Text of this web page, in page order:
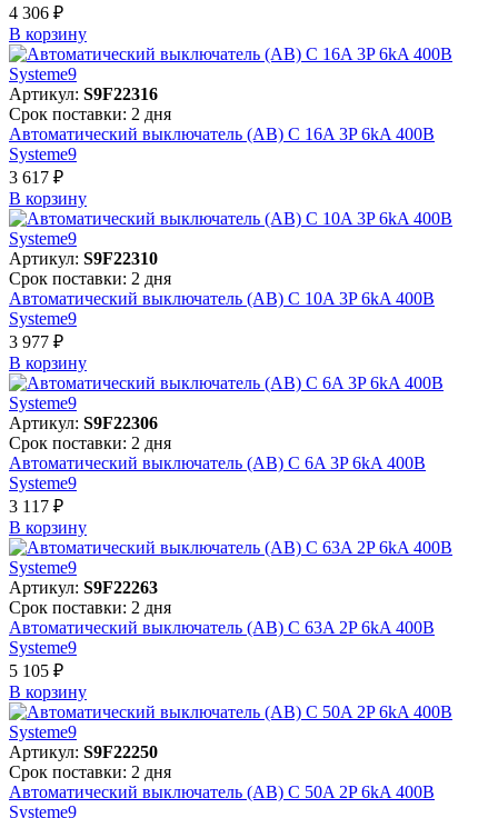
4 306 ₽
В корзинy
Артикул: S9F22316
Срок поставки: 2 дня
Автоматический выключатель (АВ) C 16A 3P 6kA 400В
Systeme9
3 617 ₽
В корзинy
Артикул: S9F22310
Срок поставки: 2 дня
Автоматический выключатель (АВ) C 10A 3P 6kA 400В
Systeme9
3 977 ₽
В корзинy
Артикул: S9F22306
Срок поставки: 2 дня
Автоматический выключатель (АВ) C 6A 3P 6kA 400В
Systeme9
3 117 ₽
В корзинy
Артикул: S9F22263
Срок поставки: 2 дня
Автоматический выключатель (АВ) C 63A 2P 6kA 400В
Systeme9
5 105 ₽
В корзинy
Артикул: S9F22250
Срок поставки: 2 дня
Автоматический выключатель (АВ) C 50A 2P 6kA 400В
Systeme9